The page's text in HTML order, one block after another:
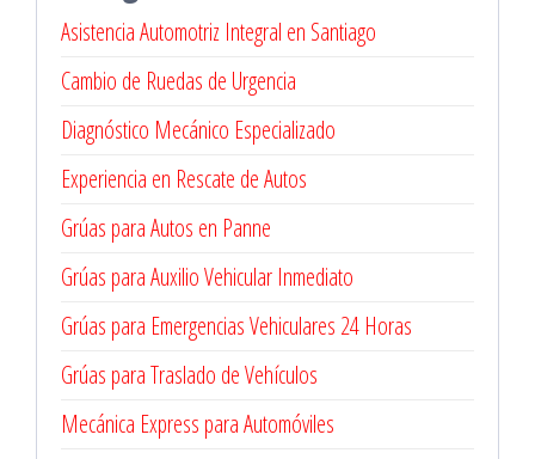
Asistencia Automotriz Integral en Santiago
Cambio de Ruedas de Urgencia
Diagnóstico Mecánico Especializado
Experiencia en Rescate de Autos
Grúas para Autos en Panne
Grúas para Auxilio Vehicular Inmediato
Grúas para Emergencias Vehiculares 24 Horas
Grúas para Traslado de Vehículos
Mecánica Express para Automóviles